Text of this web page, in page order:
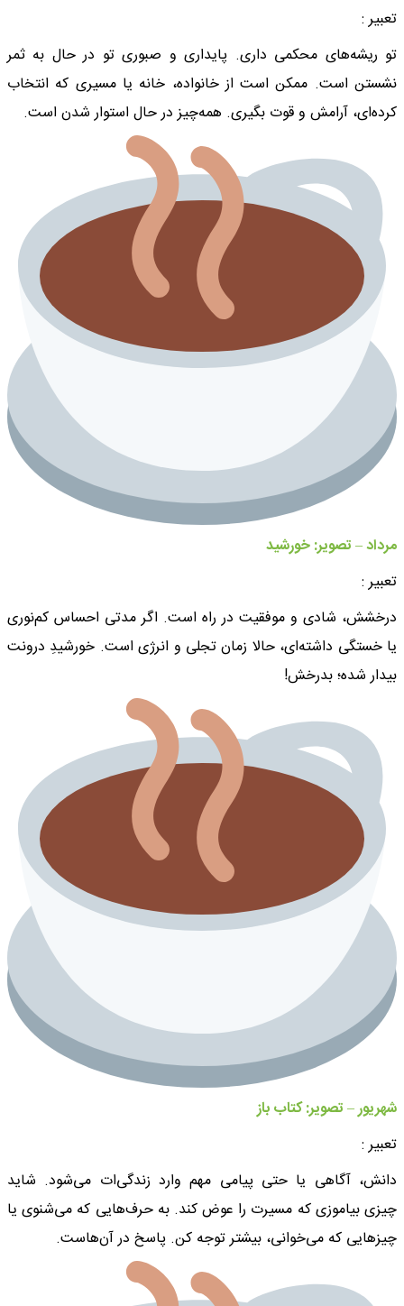
تعبیر :
تو ریشه‌های محکمی داری. پایداری و صبوری تو در حال به ثمر
نشستن است. ممکن است از خانواده، خانه یا مسیری که انتخاب
کرده‌ای، آرامش و قوت بگیری. همه‌چیز در حال استوار شدن است.
مرداد – تصویر: خورشید
تعبیر :
درخشش، شادی و موفقیت در راه است. اگر مدتی احساس کم‌نوری
یا خستگی داشته‌ای، حالا زمان تجلی و انرژی است. خورشیدِ درونت
بیدار شده؛ بدرخش!
شهریور – تصویر: کتاب باز
تعبیر :
دانش، آگاهی یا حتی پیامی مهم وارد زندگی‌ات می‌شود. شاید
چیزی بیاموزی که مسیرت را عوض کند. به حرف‌هایی که می‌شنوی یا
چیزهایی که می‌خوانی، بیشتر توجه کن. پاسخ در آن‌هاست.